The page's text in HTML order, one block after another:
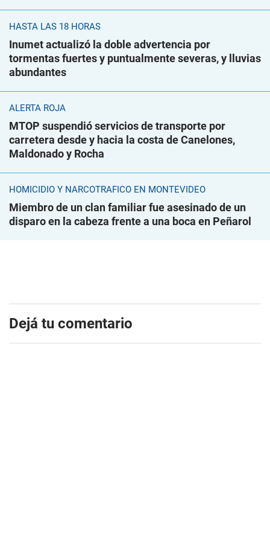
HASTA LAS 18 HORAS
Inumet actualizó la doble advertencia por
tormentas fuertes y puntualmente severas, y lluvias
abundantes
ALERTA ROJA
MTOP suspendió servicios de transporte por
carretera desde y hacia la costa de Canelones,
Maldonado y Rocha
HOMICIDIO Y NARCOTRÁFICO EN MONTEVIDEO
Miembro de un clan familiar fue asesinado de un
disparo en la cabeza frente a una boca en Peñarol
Dejá tu comentario